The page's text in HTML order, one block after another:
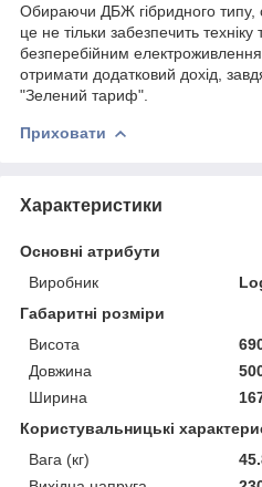
Обираючи ДБЖ гібридного типу,
це не тільки забезпечить
безперебійним
отримати додатковий дохід,
"Зелений тариф".
Приховати
Характеристики
Основні атрибути
Виробник
Габаритні розміри
Висота
Довжина
Ширина
Користувальницькі
Вага (кг)